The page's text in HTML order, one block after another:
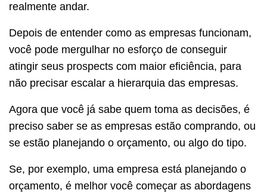
realmente andar.
Depois de entender como as empresas funcionam,
você pode mergulhar no esforço de conseguir
atingir seus prospects com maior eficiência, para
não precisar escalar a hierarquia das empresas.
Agora que você já sabe quem toma as decisões, é
preciso saber se as empresas estão comprando, ou
se estão planejando o orçamento, ou algo do tipo.
Se, por exemplo, uma empresa está planejando o
orçamento, é melhor você começar as abordagens